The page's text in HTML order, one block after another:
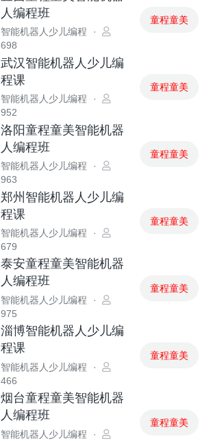
人编程班
智能机器人少儿编程
·
698
童程童美
武汉智能机器人少儿编
程课
智能机器人少儿编程
·
952
童程童美
洛阳童程童美智能机器
人编程班
智能机器人少儿编程
·
963
童程童美
郑州智能机器人少儿编
程课
智能机器人少儿编程
·
679
童程童美
泰安童程童美智能机器
人编程班
智能机器人少儿编程
·
975
童程童美
淄博智能机器人少儿编
程课
智能机器人少儿编程
·
466
童程童美
烟台童程童美智能机器
人编程班
智能机器人少儿编程
·
童程童美